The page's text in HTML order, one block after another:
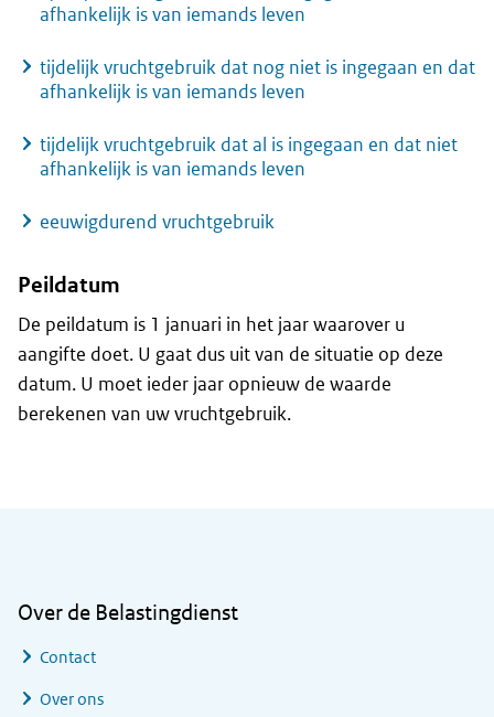
afhankelijk is van iemands leven
tijdelijk vruchtgebruik dat nog niet is ingegaan en dat
afhankelijk is van iemands leven
tijdelijk vruchtgebruik dat al is ingegaan en dat niet
afhankelijk is van iemands leven
eeuwigdurend vruchtgebruik
Peildatum
De peildatum is 1 januari in het jaar waarover u
aangifte doet. U gaat dus uit van de situatie op deze
datum. U moet ieder jaar opnieuw de waarde
berekenen van uw vruchtgebruik.
Over de Belastingdienst
Contact
Over ons